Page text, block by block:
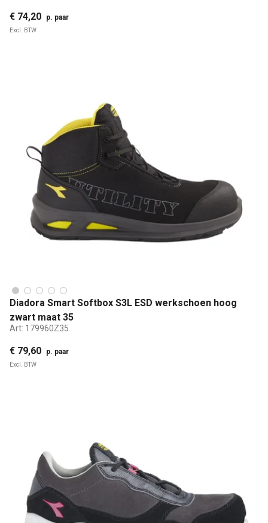
€ 74,20 p. paar
Excl. BTW
Diadora Smart Softbox S3L ESD werkschoen hoog
zwart maat 35
Art: 179960Z35
€ 79,60 p. paar
Excl. BTW